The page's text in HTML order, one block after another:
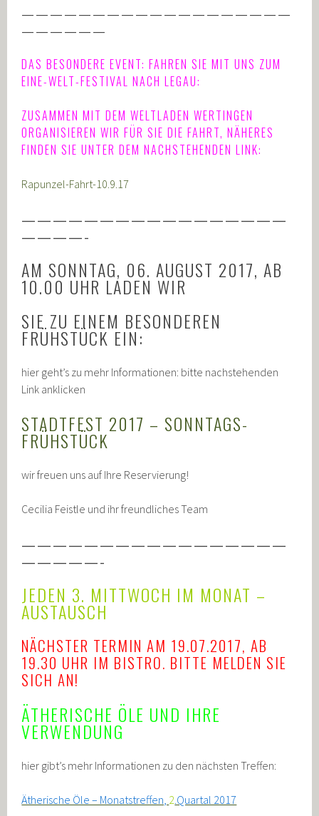
———————————————————
——————
DAS BESONDERE EVENT: FAHREN SIE MIT UNS ZUM
EINE-WELT-FESTIVAL NACH LEGAU:
ZUSAMMEN MIT DEM WELTLADEN WERTINGEN
ORGANISIEREN WIR FÜR SIE DIE FAHRT, NÄHERES
FINDEN SIE UNTER DEM NACHSTEHENDEN LINK:
Rapunzel-Fahrt-10.9.17
—————————————————
————-
AM SONNTAG, 06. AUGUST 2017, AB
10.00 UHR LADEN WIR
SIE ZU EINEM BESONDEREN
FRÜHSTÜCK EIN:
hier geht’s zu mehr Informationen: bitte nachstehenden
Link anklicken
STADTFEST 2017 – SONNTAGS-
FRÜHSTÜCK
wir freuen uns auf Ihre Reservierung!
Cecilia Feistle und ihr freundliches Team
—————————————————
—————-
JEDEN 3. MITTWOCH IM MONAT –
AUSTAUSCH
NÄCHSTER TERMIN AM 19.07.2017, AB
19.30 UHR IM BISTRO. BITTE MELDEN SIE
SICH AN!
ÄTHERISCHE ÖLE UND IHRE
VERWENDUNG
hier gibt’s mehr Informationen zu den nächsten Treffen:
Ätherische Öle – Monatstreffen, 2 .Quartal 2017